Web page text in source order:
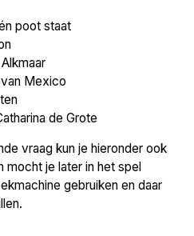
poot staat
Mexico
de Grote
vraag kun je hieronder ook
mocht je later in het spel
gebruiken en daar